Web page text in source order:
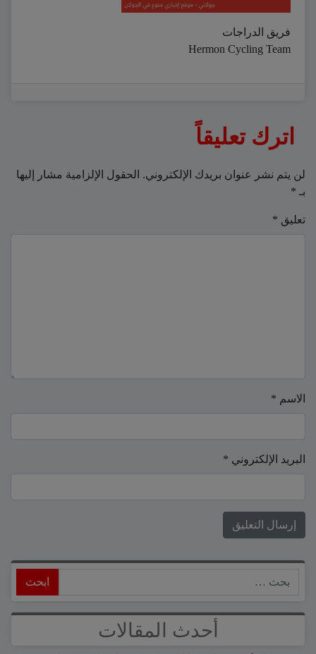
فريق الدراجات
Hermon Cycling Team
اترك تعليقاً
لن يتم نشر عنوان بريدك الإلكتروني. الحقول الإلزامية مشار إليها
بـ *
تعليق *
الاسم *
البريد الإلكتروني *
أحدث المقالات